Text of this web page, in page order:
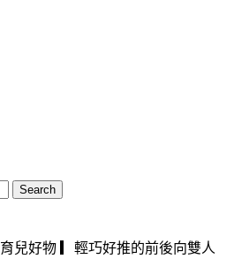
Search
育兒好物 ▎輕巧好推的前後向雙人